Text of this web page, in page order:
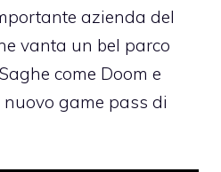
azienda del
vanta un bel parco
come Doom e
game pass di